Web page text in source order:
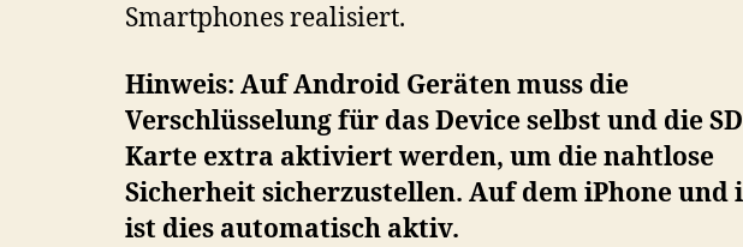
Smartphones realisiert.
Hinweis: Auf Android Geräten muss die
Verschlüsselung für das Device selbst und die
Karte extra aktiviert werden, um die nahtlose
Sicherheit sicherzustellen. Auf dem iPhone und
ist dies automatisch aktiv.